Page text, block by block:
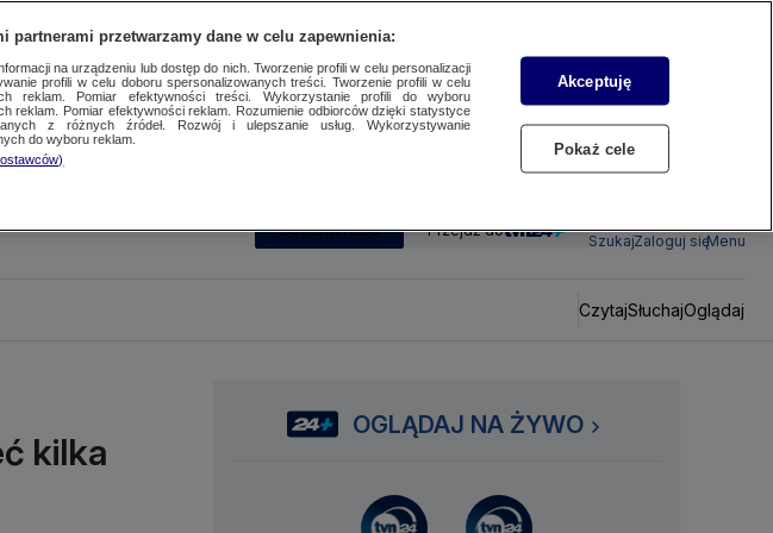
SUBSKRYBUJ Przejdź do
SzukajZaloguj sięMenu
CzytajSłuchajOglądaj
kilka
OGLĄDAJ NA ŻYWO
partnerami przetwarzamy dane w celu zapewnienia:
na urządzeniu lub dostęp do nich. Tworzenie profili w celu personalizacji
profili w celu doboru spersonalizowanych treści. Tworzenie profili w celu
reklam. Pomiar efektywności treści. Wykorzystanie profili do wyboru
reklam. Pomiar efektywności reklam. Rozumienie odbiorców dzięki statystyce
z różnych źródeł. Rozwój i ulepszanie usług. Wykorzystywanie
do wyboru reklam.
Akceptuję
Pokaż cele